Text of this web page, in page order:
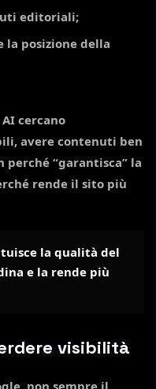
editoriali;
la posizione della
cercano
avere contenuti ben
“garantisca” la
rende il sito più
la qualità del
e la rende più
visibilità
non sempre il